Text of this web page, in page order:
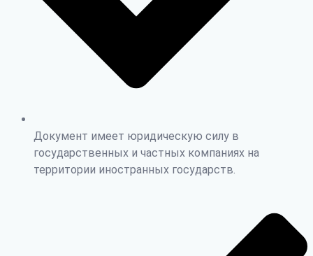
Документ имеет юридическую силу в
государственных и частных компаниях на
территории иностранных государств.